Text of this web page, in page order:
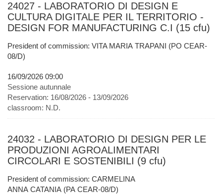
24027 - LABORATORIO DI DESIGN E
CULTURA DIGITALE PER IL TERRITORIO -
DESIGN FOR MANUFACTURING C.I (15 cfu)
President of commission: VITA MARIA TRAPANI (PO CEAR-
08/D)
16/09/2026 09:00
Sessione autunnale
Reservation: 16/08/2026 - 13/09/2026
classroom: N.D.
24032 - LABORATORIO DI DESIGN PER LE
PRODUZIONI AGROALIMENTARI
CIRCOLARI E SOSTENIBILI (9 cfu)
President of commission: CARMELINA
ANNA CATANIA (PA CEAR-08/D)